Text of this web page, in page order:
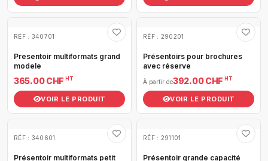
RÉF : 340701
Presentoir multiformats grand
modele
365.00 CHF HT
VOIR LE PRODUIT
RÉF : 290201
Présentoirs pour brochures
avec réserve
À partir de392.00 CHF HT
VOIR LE PRODUIT
RÉF : 340601
Présentoir multiformats petit
RÉF : 291101
Présentoir grande capacité